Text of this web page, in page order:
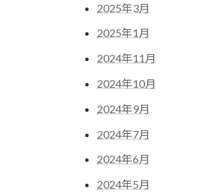
2025年3月
2025年1月
2024年11月
2024年10月
2024年9月
2024年7月
2024年6月
2024年5月